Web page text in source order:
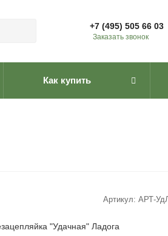
+7 (495) 505 66 03
Заказать звонок
Как купить
Артикул: АРТ-
"Удачная" Ладога